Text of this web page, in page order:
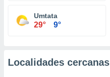
Umtata
29° 9°
Localidades cercanas